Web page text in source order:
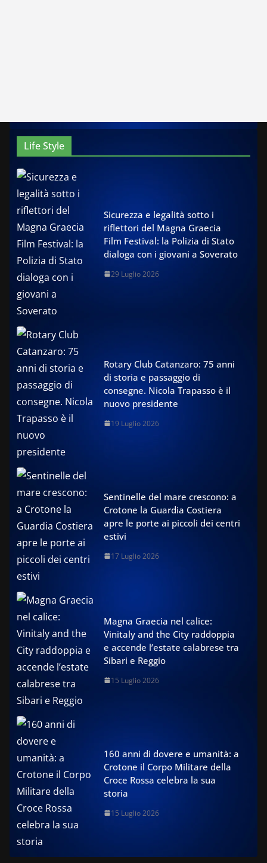
Life Style
Sicurezza e legalità sotto i
riflettori del Magna Graecia
Film Festival: la Polizia di Stato
dialoga con i giovani a Soverato
29 Luglio 2026
Rotary Club Catanzaro: 75 anni
di storia e passaggio di
consegne. Nicola Trapasso è il
nuovo presidente
19 Luglio 2026
Sentinelle del mare crescono: a
Crotone la Guardia Costiera
apre le porte ai piccoli dei centri
estivi
17 Luglio 2026
Magna Graecia nel calice:
Vinitaly and the City raddoppia
e accende l’estate calabrese tra
Sibari e Reggio
15 Luglio 2026
160 anni di dovere e umanità: a
Crotone il Corpo Militare della
Croce Rossa celebra la sua
storia
15 Luglio 2026